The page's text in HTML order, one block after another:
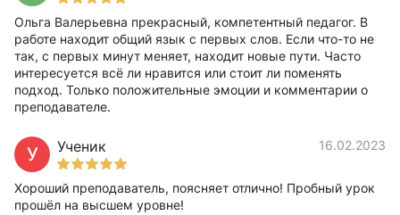
Ольга Валерьевна прекрасный, компетентный педагог. В
работе находит общий язык с первых слов. Если что-то не
так, с первых минут меняет, находит новые пути. Часто
интересуется всё ли нравится или стоит ли поменять
подход. Только положительные эмоции и комментарии о
преподавателе.
У Ученик 16.02.2023
Хороший преподаватель, поясняет отлично! Пробный урок
прошёл на высшем уровне!